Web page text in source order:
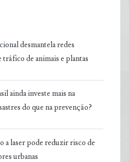
desmantela redes
tráfico de animais e plantas
ainda investe mais na
do que na prevenção?
a laser pode reduzir risco de
urbanas